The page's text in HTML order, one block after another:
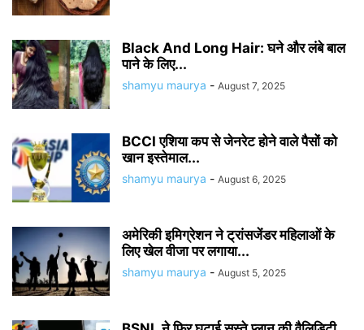
Black And Long Hair: घने और लंबे बाल
पाने के लिए...
shamyu maurya - August 7, 2025
BCCI एशिया कप से जेनरेट होने वाले पैसों को
खान इस्तेमाल...
shamyu maurya - August 6, 2025
अमेरिकी इमिग्रेशन ने ट्रांसजेंडर महिलाओं के
लिए खेल वीजा पर लगाया...
shamyu maurya - August 5, 2025